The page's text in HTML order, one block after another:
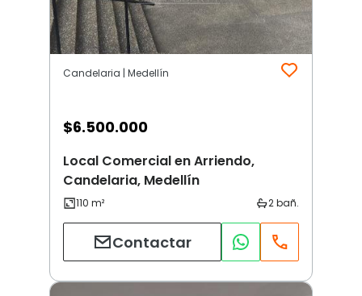
Candelaria | Medellín
$6.500.000
Local Comercial en Arriendo,
Candelaria, Medellín
Contactar